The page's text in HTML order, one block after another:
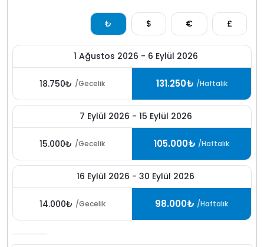
₺ $ € £
1 Ağustos 2026 - 6 Eylül 2026
18.750₺ /Gecelik 131.250₺ /Haftalık
7 Eylül 2026 - 15 Eylül 2026
15.000₺ /Gecelik 105.000₺ /Haftalık
16 Eylül 2026 - 30 Eylül 2026
14.000₺ /Gecelik 98.000₺ /Haftalık